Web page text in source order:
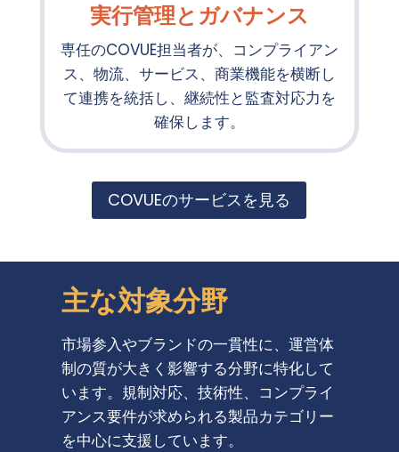
実行管理とガバナンス
専任のCOVUE担当者が、コンプライアン
ス、物流、サービス、商業機能を横断し
て連携を統括し、継続性と監査対応力を
確保します。
COVUEのサービスを見る
主な対象分野
市場参入やブランドの一貫性に、運営体
制の質が大きく影響する分野に特化して
います。規制対応、技術性、コンプライ
アンス要件が求められる製品カテゴリー
を中心に支援しています。